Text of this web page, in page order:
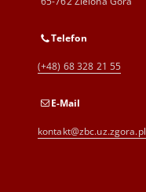
Telefon
(+48) 68 328 21 55
E-Mail
kontakt@zbc.uz.zgora.pl